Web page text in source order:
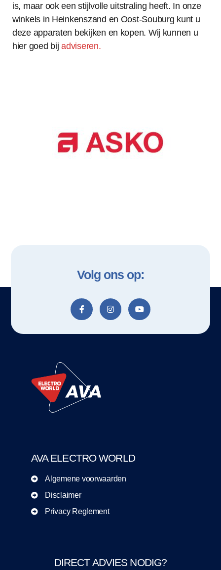
is, maar ook een stijlvolle uitstraling heeft. In onze
winkels in Heinkenszand en Oost-Souburg kunt u
deze apparaten bekijken en kopen. Wij kunnen u
hier goed bijadviseren.
Volg ons op:
AVA ELECTRO WORLD
Algemene voorwaarden
Disclaimer
Privacy Reglement
DIRECT ADVIES NODIG?